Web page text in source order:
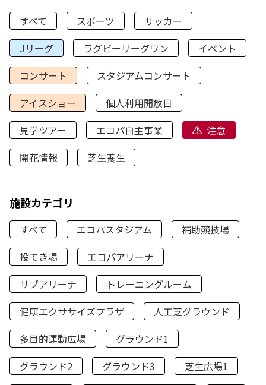
すべて スポーツ
サッカー
Jリーグ
ラグビーリーグワン
イベント
コンサート
スタジアムコンサート
アイスショー
個人利用開放日
見学ツアー
エコパ自主事業
注意
開花情報
芝生養生
施設カテゴリ
すべて エコパスタジアム
補助競技場
投てき場
エコパアリーナ
サブアリーナ
トレーニングルーム
健康エクササイズプラザ
人工芝グラウンド
多目的運動広場
グラウンド1
グラウンド2
グラウンド3
芝生広場1